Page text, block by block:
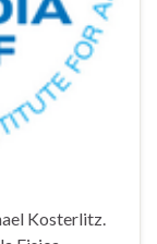
Kosterlitz.